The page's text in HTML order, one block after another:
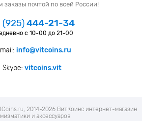
заказы почтой по всей России!
(925)444-21-34
с 10-00 до 21-00
info@vitcoins.ru
Skype: vitcoins.vit
2014-2026 ВитКоинс интернет-магазин
и аксессуаров